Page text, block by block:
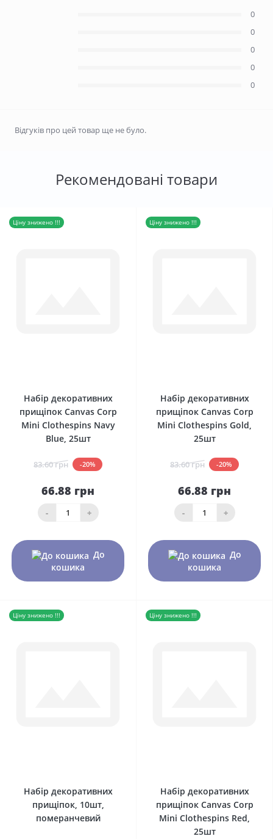
0
0
0
0
0
Відгуків про цей товар ще не було.
Рекомендовані товари
Ціну знижено !!!
Набір декоративних
прищіпок Canvas Corp
Mini Clothespins Navy
Blue, 25шт
83.60 грн -20%
66.88 грн
- +
До
кошика
Ціну знижено !!!
Набір декоративних
прищіпок Canvas Corp
Mini Clothespins Gold,
25шт
83.60 грн -20%
66.88 грн
- +
До
кошика
Ціну знижено !!!
Набір декоративних
прищіпок, 10шт,
померанчевий
Ціну знижено !!!
Набір декоративних
прищіпок Canvas Corp
Mini Clothespins Red,
25шт